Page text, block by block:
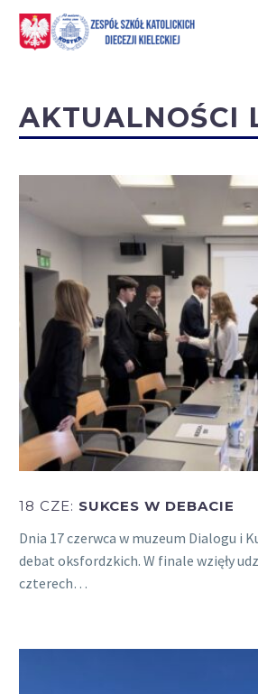
AKTUALNOŚCI
18 CZE: SUKCES W DEBACIE
Dnia 17 czerwca w muzeum Dialogu i
debat oksfordzkich. W finale wzięły
czterech…